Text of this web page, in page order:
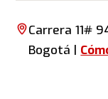
Carrera 11#
Bogotá |